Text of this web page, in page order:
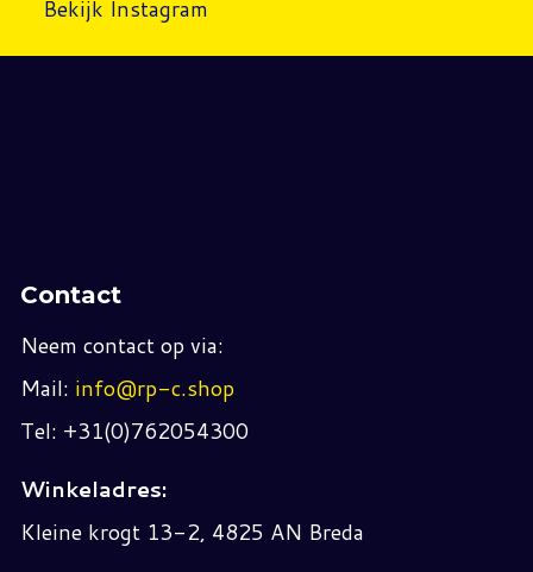
Bekijk Instagram
Contact
Neem contact op via:
Mail: info@rp-c.shop
Tel: +31(0)762054300
Winkeladres:
Kleine krogt 13-2, 4825 AN Breda